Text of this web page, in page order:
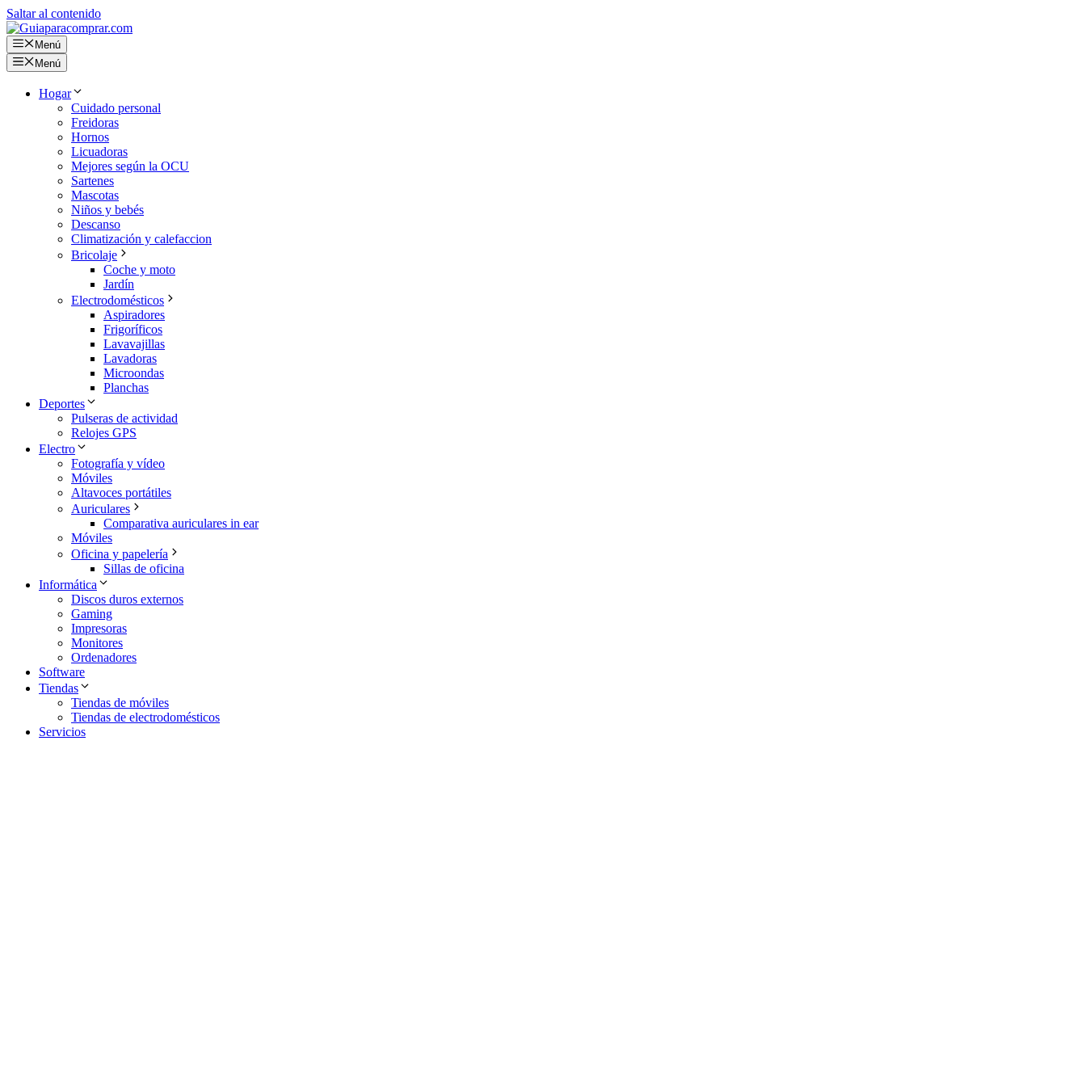
Saltar al contenido
Menú
Menú
Hogar
Cuidado personal
Freidoras
Hornos
Licuadoras
Mejores según la OCU
Sartenes
Mascotas
Niños y bebés
Descanso
Climatización y calefaccion
Bricolaje
Coche y moto
Jardín
Electrodomésticos
Aspiradores
Frigoríficos
Lavavajillas
Lavadoras
Microondas
Planchas
Deportes
Pulseras de actividad
Relojes GPS
Electro
Fotografía y vídeo
Móviles
Altavoces portátiles
Auriculares
Comparativa auriculares in ear
Móviles
Oficina y papelería
Sillas de oficina
Informática
Discos duros externos
Gaming
Impresoras
Monitores
Ordenadores
Software
Tiendas
Tiendas de móviles
Tiendas de electrodomésticos
Servicios